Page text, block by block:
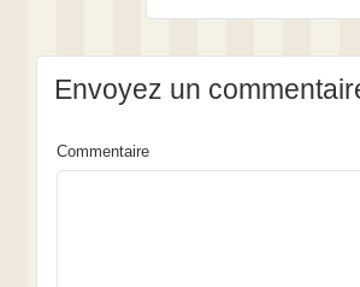
Envoyez un
Commentaire